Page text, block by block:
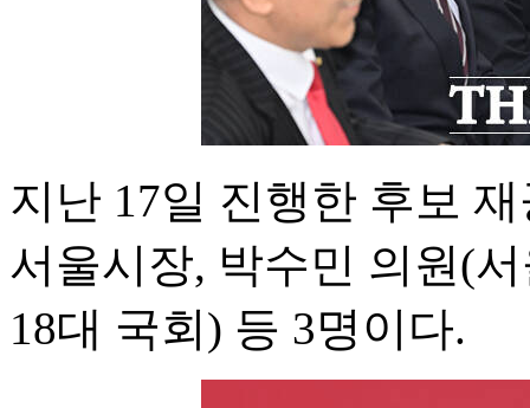
지난 17일 진행한 후보
서울시장, 박수민 의원(
18대 국회) 등 3명이다.